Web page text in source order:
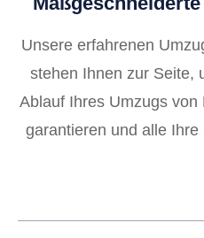
Unsere erfahrenen
stehen Ihnen zur Seite,
Ablauf Ihres Umzugs
garantieren und alle